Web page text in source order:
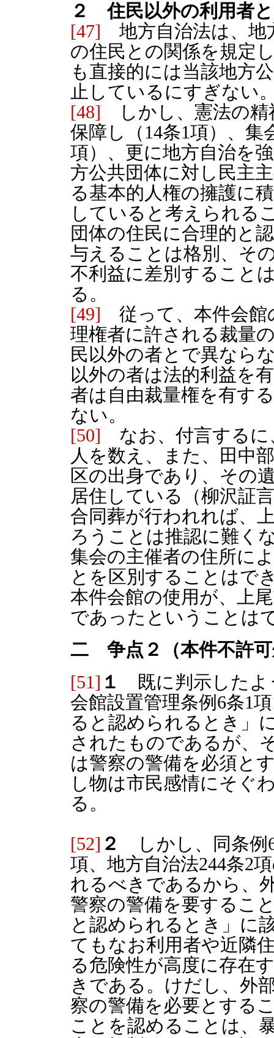
２ 住民以外の利用者
[47] 地方自治法は、地
の住民との関係を規定
も直接的には当該地方
止しているにすぎない
[48] しかし、憲法の精
保障し（14条1項）、集
項）、更に地方自治を
方公共団体に対し民主
る基本的人権の擁護に
していると考えられる
団体の住民に合理的と
与えることは格別、そ
不利益に差別すること
る。
[49] 従って、本件会館
理権者に許される裁量
民以外の者とで異なら
以外の者は法的利益を
者は自由裁量権を有す
ない。
[50] なお、付言するに
人を数え、また、田中
区の出身であり、その
居住している（柳沢証
合同葬が行われれば、
ろうことは推認に難く
集会の主催者の住所に
とを区別することはで
本件会館の使用が、上
であったということは
二 争点２（本件不許
[51] １
既に判示したよ
会館設置管理条例6条1
ると認められるとき」
されたものであるが、
は警察の警備を必須と
し物は市民感情にそぐ
る。
[52] ２
しかし、同条例
項、地方自治法244条2
れるべきであるから、
警察の警備を要するこ
と認められるとき」に
てもなお利用者や近隣
る危険性が高度に存在
きである。けだし、外
察の警備を必要とする
ことを認めることは、